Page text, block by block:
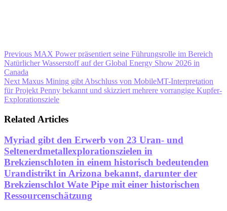
Previous MAX Power präsentiert seine Führungsrolle im Bereich
Natürlicher Wasserstoff auf der Global Energy Show 2026 in
Canada
Next Maxus Mining gibt Abschluss von MobileMT-Interpretation
für Projekt Penny bekannt und skizziert mehrere vorrangige Kupfer-
Explorationsziele
Related Articles
Myriad gibt den Erwerb von 23 Uran- und
Seltenerdmetallexplorationszielen in
Brekzienschloten in einem historisch bedeutenden
Urandistrikt in Arizona bekannt, darunter der
Brekzienschlot Wate Pipe mit einer historischen
Ressourcenschätzung